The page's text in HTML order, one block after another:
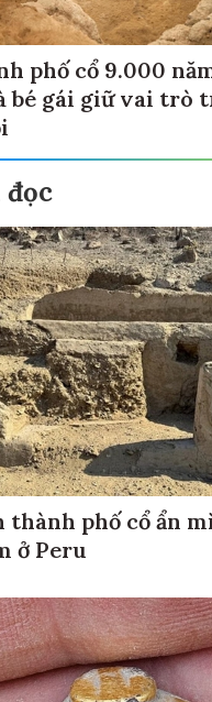
phố cổ 9.000
bé gái giữ vai trò
thành phố cổ ẩn
ở Peru